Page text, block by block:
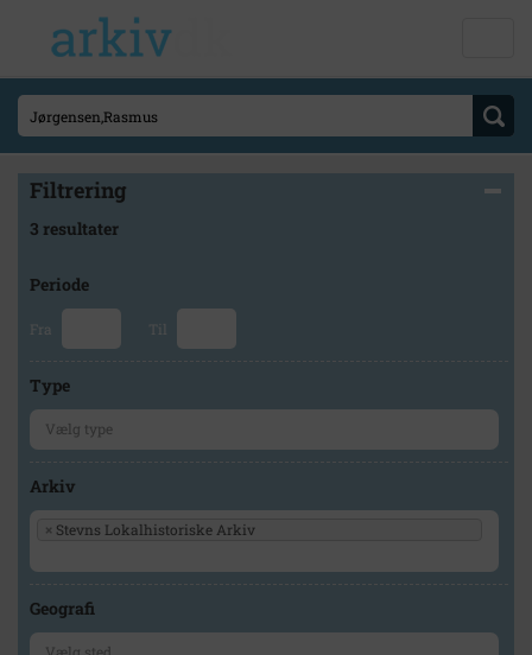
Filtrering
3 resultater
Periode
Fra Til
Type
Arkiv
× Stevns Lokalhistoriske Arkiv
Geografi